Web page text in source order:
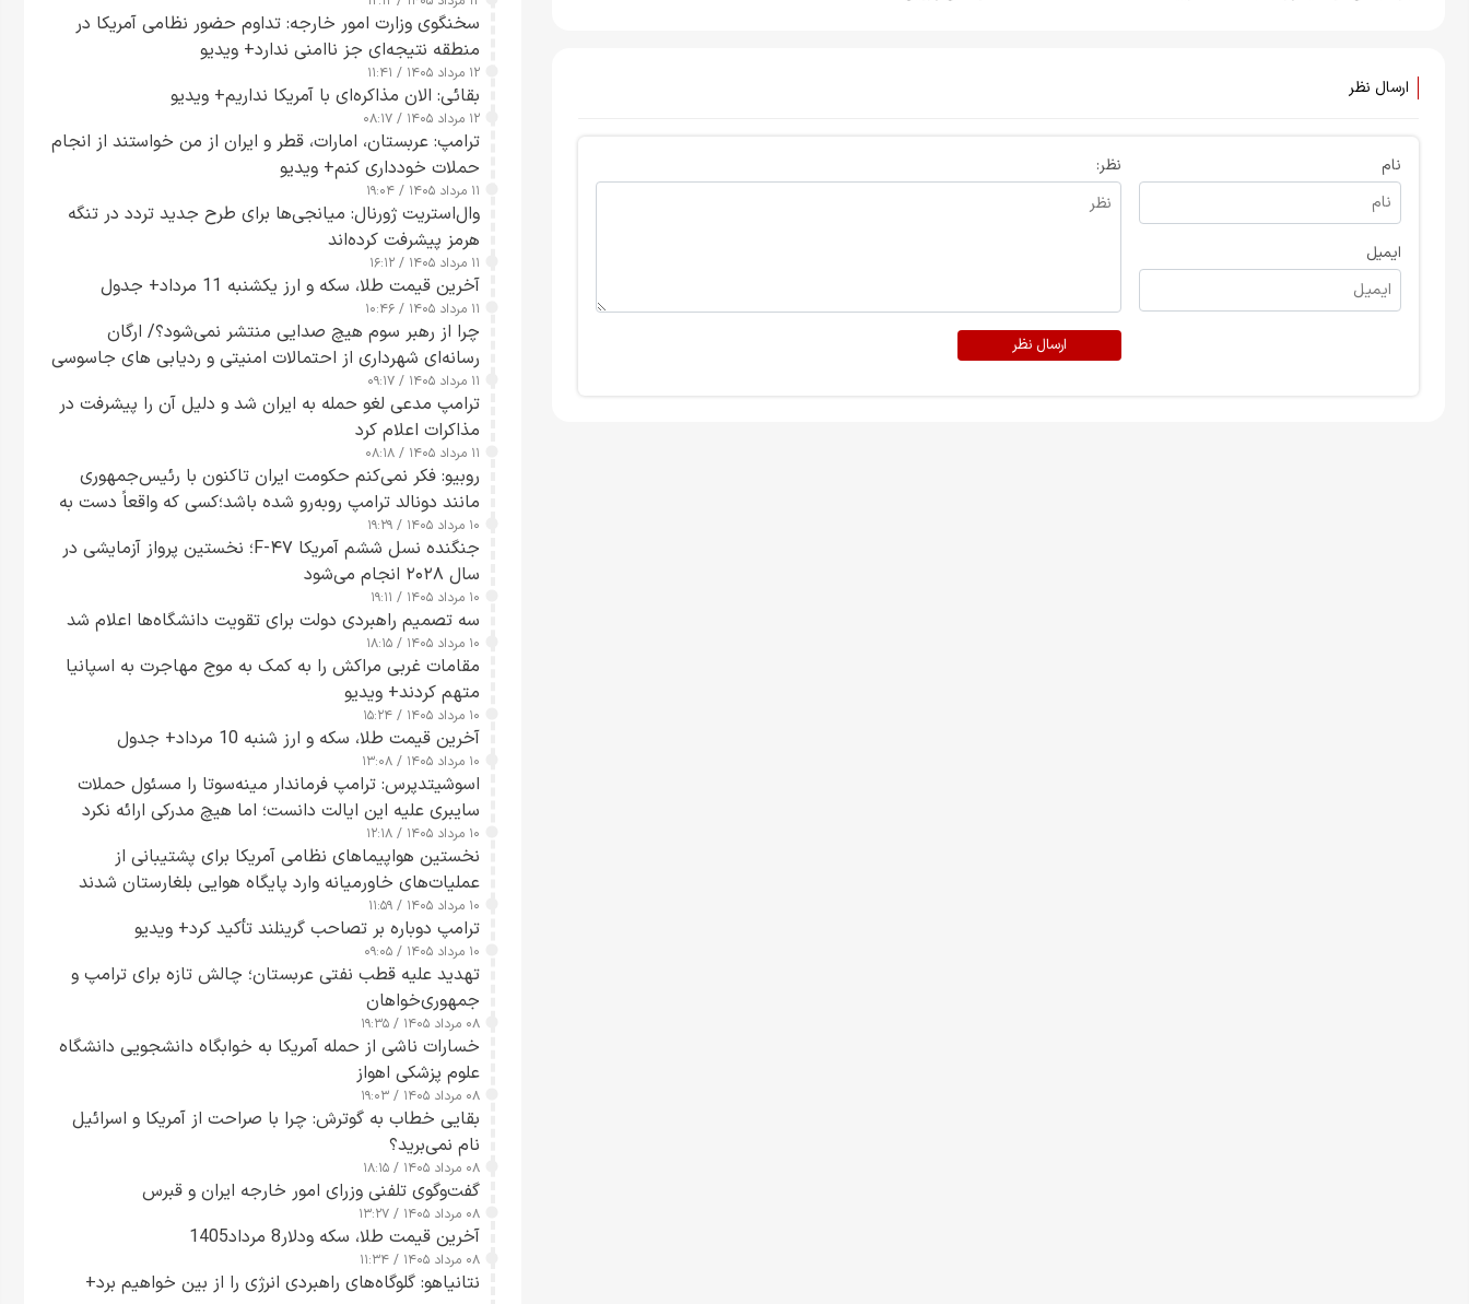
ارسال نظر
نام
ایمیل
نظر:
ارسال نظر
سخنگوی وزارت امور خارجه: تداوم حضور نظامی آمریکا در
منطقه نتیجه‌ای جز ناامنی ندارد+ ویدیو
۱۲ مرداد ۱۴۰۵ / ۱۱:۴۱
بقائی: الان مذاکره‌ای با آمریکا نداریم+ ویدیو
۱۲ مرداد ۱۴۰۵ / ۰۸:۱۷
ترامپ: عربستان، امارات، قطر و ایران از من خواستند از انجام
حملات خودداری کنم+ ویدیو
۱۱ مرداد ۱۴۰۵ / ۱۹:۰۴
وال‌استریت ژورنال: میانجی‌ها برای طرح جدید تردد در تنگه
هرمز پیشرفت کرده‌اند
۱۱ مرداد ۱۴۰۵ / ۱۶:۱۲
آخرین قیمت طلا، سکه و ارز یکشنبه 11 مرداد+ جدول
۱۱ مرداد ۱۴۰۵ / ۱۰:۴۶
چرا از رهبر سوم هیچ صدایی منتشر نمی‌شود؟/ ارگان
رسانه‌ای شهرداری از احتمالات امنیتی و ردیابی های جاسوسی
گفت
۱۱ مرداد ۱۴۰۵ / ۰۹:۱۷
ترامپ مدعی لغو حمله به ایران شد و دلیل آن را پیشرفت در
مذاکرات اعلام کرد
۱۱ مرداد ۱۴۰۵ / ۰۸:۱۸
روبیو: فکر نمی‌کنم حکومت ایران تاکنون با رئیس‌جمهوری
مانند دونالد ترامپ روبه‌رو شده باشد؛کسی که واقعاً دست به
اقدام می‌زند
۱۰ مرداد ۱۴۰۵ / ۱۹:۲۹
جنگنده نسل ششم آمریکا F-۴۷؛ نخستین پرواز آزمایشی در
سال ۲۰۲۸ انجام می‌شود
۱۰ مرداد ۱۴۰۵ / ۱۹:۱۱
سه تصمیم راهبردی دولت برای تقویت دانشگاه‌ها اعلام شد
۱۰ مرداد ۱۴۰۵ / ۱۸:۱۵
مقامات غربی مراکش را به کمک به موج مهاجرت به اسپانیا
متهم کردند+ ویدیو
۱۰ مرداد ۱۴۰۵ / ۱۵:۲۴
آخرین قیمت طلا، سکه و ارز شنبه 10 مرداد+ جدول
۱۰ مرداد ۱۴۰۵ / ۱۳:۰۸
اسوشیتدپرس: ترامپ فرماندار مینه‌سوتا را مسئول حملات
سایبری علیه این ایالت دانست؛ اما هیچ مدرکی ارائه نکرد
۱۰ مرداد ۱۴۰۵ / ۱۲:۱۸
نخستین هواپیماهای نظامی آمریکا برای پشتیبانی از
عملیات‌های خاورمیانه وارد پایگاه هوایی بلغارستان شدند
۱۰ مرداد ۱۴۰۵ / ۱۱:۵۹
ترامپ دوباره بر تصاحب گرینلند تأکید کرد+ ویدیو
۱۰ مرداد ۱۴۰۵ / ۰۹:۰۵
تهدید علیه قطب نفتی عربستان؛ چالش تازه برای ترامپ و
جمهوری‌خواهان
۰۸ مرداد ۱۴۰۵ / ۱۹:۳۵
خسارات ناشی از حمله آمریکا به خوابگاه دانشجویی دانشگاه
علوم پزشکی اهواز
۰۸ مرداد ۱۴۰۵ / ۱۹:۰۳
بقایی خطاب به گوترش: چرا با صراحت از آمریکا و اسرائیل
نام نمی‌برید؟
۰۸ مرداد ۱۴۰۵ / ۱۸:۱۵
گفت‌وگوی تلفنی وزرای امور خارجه ایران و قبرس
۰۸ مرداد ۱۴۰۵ / ۱۳:۲۷
آخرین قیمت طلا، سکه ودلار8 مرداد1405
۰۸ مرداد ۱۴۰۵ / ۱۱:۳۴
نتانیاهو: گلوگاه‌های راهبردی انرژی را از بین خواهیم برد+